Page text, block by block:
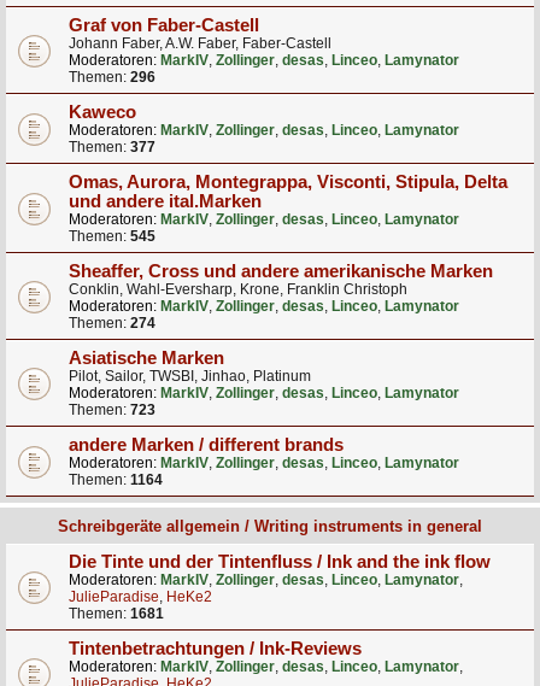
Graf von Faber-Castell
Johann Faber, A.W. Faber, Faber-Castell
Moderatoren: MarkIV, Zollinger, desas, Linceo, Lamynator
Themen: 296
Kaweco
Moderatoren: MarkIV, Zollinger, desas, Linceo, Lamynator
Themen: 377
Omas, Aurora, Montegrappa, Visconti, Stipula, Delta
und andere ital.Marken
Moderatoren: MarkIV, Zollinger, desas, Linceo, Lamynator
Themen: 545
Sheaffer, Cross und andere amerikanische Marken
Conklin, Wahl-Eversharp, Krone, Franklin Christoph
Moderatoren: MarkIV, Zollinger, desas, Linceo, Lamynator
Themen: 274
Asiatische Marken
Pilot, Sailor, TWSBI, Jinhao, Platinum
Moderatoren: MarkIV, Zollinger, desas, Linceo, Lamynator
Themen: 723
andere Marken / different brands
Moderatoren: MarkIV, Zollinger, desas, Linceo, Lamynator
Themen: 1164
Schreibgeräte allgemein / Writing instruments in general
Die Tinte und der Tintenfluss / Ink and the ink flow
Moderatoren: MarkIV, Zollinger, desas, Linceo, Lamynator,
JulieParadise, HeKe2
Themen: 1681
Tintenbetrachtungen / Ink-Reviews
Moderatoren: MarkIV, Zollinger, desas, Linceo, Lamynator,